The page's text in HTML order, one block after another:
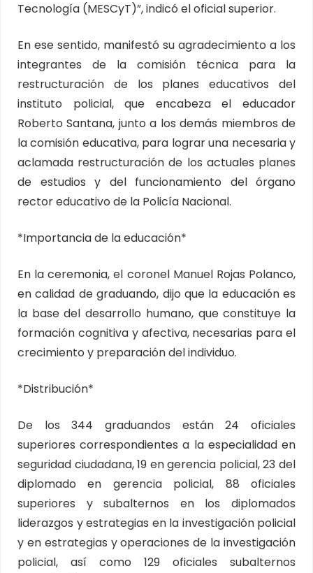
Tecnología (MESCyT)”, indicó el oficial superior.
En ese sentido, manifestó su agradecimiento a los
integrantes de la comisión técnica para la
restructuración de los planes educativos del
instituto policial, que encabeza el educador
Roberto Santana, junto a los demás miembros de
la comisión educativa, para lograr una necesaria y
aclamada restructuración de los actuales planes
de estudios y del funcionamiento del órgano
rector educativo de la Policía Nacional.
*Importancia de la educación*
En la ceremonia, el coronel Manuel Rojas Polanco,
en calidad de graduando, dijo que la educación es
la base del desarrollo humano, que constituye la
formación cognitiva y afectiva, necesarias para el
crecimiento y preparación del individuo.
*Distribución*
De los 344 graduandos están 24 oficiales
superiores correspondientes a la especialidad en
seguridad ciudadana, 19 en gerencia policial, 23 del
diplomado en gerencia policial, 88 oficiales
superiores y subalternos en los diplomados
liderazgos y estrategias en la investigación policial
y en estrategias y operaciones de la investigación
policial, así como 129 oficiales subalternos